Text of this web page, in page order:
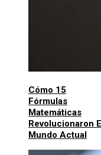
Cómo 15
Fórmulas
Matemáticas
Revolucionaron
Mundo Actual